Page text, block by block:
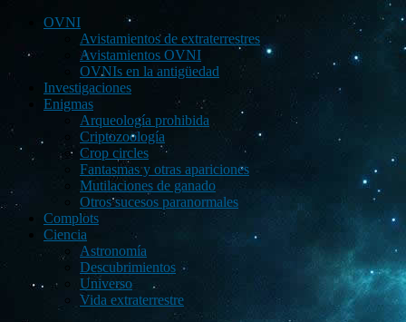
OVNI
Avistamientos de extraterrestres
Avistamientos OVNI
OVNIs en la antigüedad
Investigaciones
Enigmas
Arqueología prohibida
Criptozoología
Crop circles
Fantasmas y otras apariciones
Mutilaciones de ganado
Otros sucesos paranormales
Complots
Ciencia
Astronomía
Descubrimientos
Universo
Vida extraterrestre